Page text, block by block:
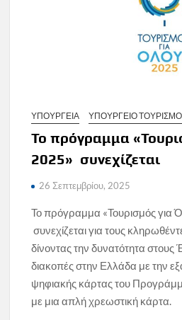
ΥΠΟΥΡΓΕΙΑ ΥΠΟΥΡΓΕΙΟ
Το πρόγραμμα
2025» συνεχίζεται
26 Σεπτεμβρίου, 2025
Το πρόγραμμα «Τουρισμός για
συνεχίζεται για τους
δίνοντας την δυνατότητα
διακοπές στην Ελλάδα με την
ψηφιακής κάρτας του
με μια απλή χρεωστική κάρτα.